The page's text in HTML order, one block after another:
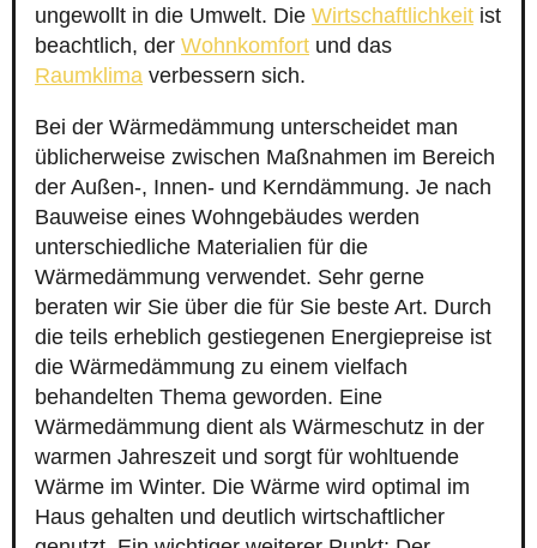
ungewollt in die Umwelt. Die Wirtschaftlichkeit ist
beachtlich, der Wohnkomfort und das
Raumklima verbessern sich.
Bei der Wärmedämmung unterscheidet man
üblicherweise zwischen Maßnahmen im Bereich
der Außen-, Innen- und Kerndämmung. Je nach
Bauweise eines Wohngebäudes werden
unterschiedliche Materialien für die
Wärmedämmung verwendet. Sehr gerne
beraten wir Sie über die für Sie beste Art. Durch
die teils erheblich gestiegenen Energiepreise ist
die Wärmedämmung zu einem vielfach
behandelten Thema geworden. Eine
Wärmedämmung dient als Wärmeschutz in der
warmen Jahreszeit und sorgt für wohltuende
Wärme im Winter. Die Wärme wird optimal im
Haus gehalten und deutlich wirtschaftlicher